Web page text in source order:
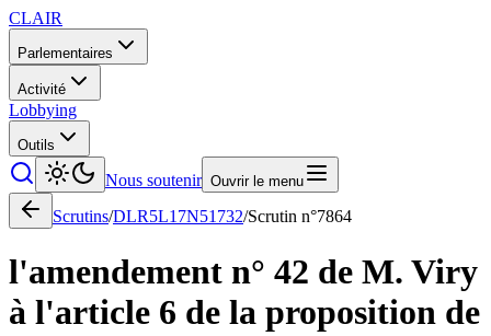
CLAIR
Parlementaires
Activité
Lobbying
Outils
Nous soutenir Ouvrir le menu
Scrutins/DLR5L17N51732/Scrutin n°7864
l'amendement n° 42 de M. Viry
à l'article 6 de la proposition de